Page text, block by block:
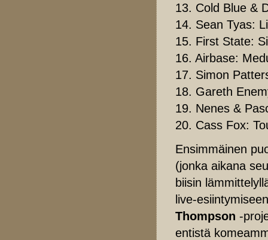
13. Cold Blue &
14. Sean Tyas:
15. First State:
16. Airbase:
17. Simon
18. Gareth
19. Nenes &
20. Cass Fox:
Ensimmäinen
(jonka aikana
biisin
live-
Thompson -
entistä